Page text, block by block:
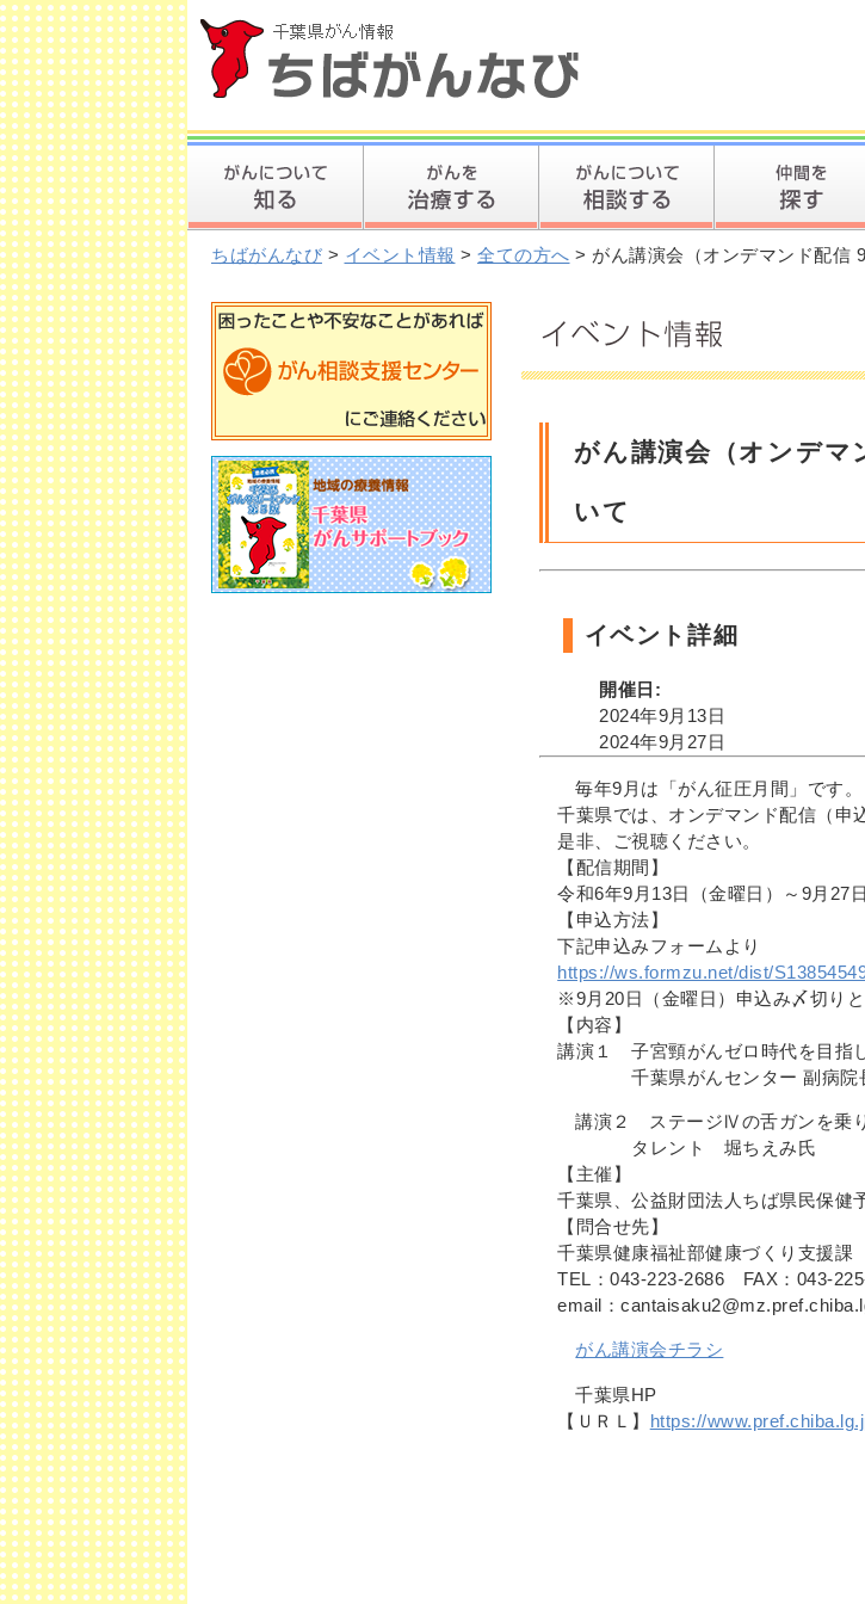
ちばがんなび > イベント情報 > 全ての方へ > がん講演会（オンデマンド配信
がん講演会（オンデマ
いて
イベント詳細
開催日:
2024年9月13日
2024年9月27日
毎年9月は「がん征圧月間」です。
千葉県では、オンデマンド配信（申
是非、ご視聴ください。
【配信期間】
令和6年9月13日（金曜日）～9月27
【申込方法】
下記申込みフォームより
https://ws.formzu.net/dist/
※9月20日（金曜日）申込み〆切り
【内容】
講演１ 子宮頸がんゼロ時代を目指
千葉県がんセンター 副病院
講演２ ステージⅣの舌ガンを乗
タレント 堀ちえみ氏
【主催】
千葉県、公益財団法人ちば県民保健
【問合せ先】
千葉県健康福祉部健康づくり支援課
TEL：043-223-2686 FAX：043-
email：
がん講演会チラシ
千葉県HP
【ＵＲＬ】 https://